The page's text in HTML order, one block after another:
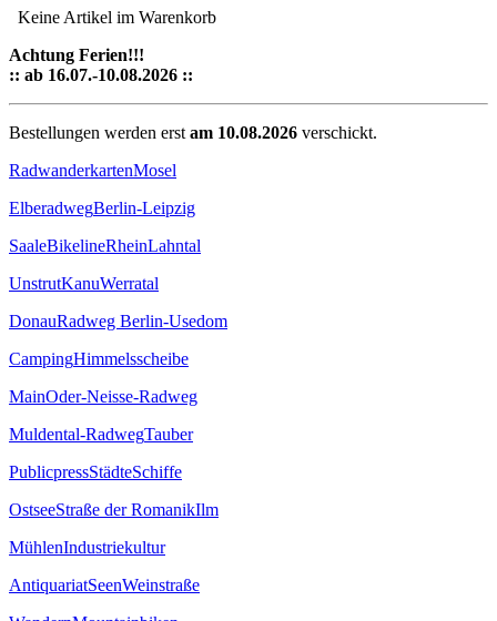
Keine Artikel im Warenkorb
Achtung Ferien!!!
:: ab 16.07.-10.08.2026 ::
Bestellungen werden erst am 10.08.2026 verschickt.
RadwanderkartenMosel
ElberadwegBerlin-Leipzig
SaaleBikelineRheinLahntal
UnstrutKanuWerratal
DonauRadweg Berlin-Usedom
CampingHimmelsscheibe
MainOder-Neisse-Radweg
Muldental-RadwegTauber
PublicpressStädteSchiffe
OstseeStraße der RomanikIlm
MühlenIndustriekultur
AntiquariatSeenWeinstraße